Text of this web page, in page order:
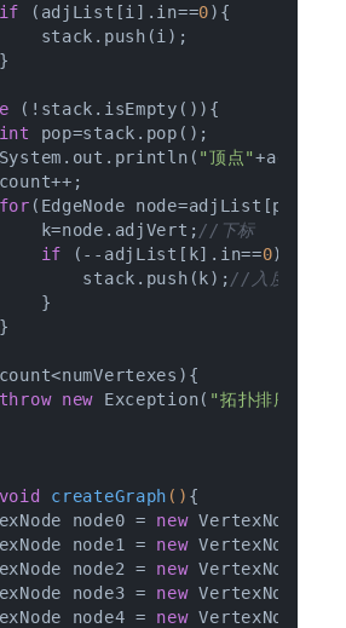
if (adjList[i].in==0){
stack.push(i);
(!stack.isEmpty()){
int
pop=stack.pop();
"顶点"
for (EdgeNode
k=node.adjVert;
//下标
if (--adjList[k].in==0){
stack.push(k);
//入度为0，
}
throw
new Exception( "拓扑排序失败
void createGraph () {
node0 =
new VertexNode(
node1 =
new VertexNode(
node2 =
new VertexNode(
node3 =
new VertexNode(
node4 =
new VertexNode(